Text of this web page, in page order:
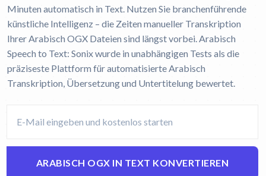
Minuten automatisch in Text. Nutzen Sie branchenführende
künstliche Intelligenz – die Zeiten manueller Transkription
Ihrer Arabisch OGX Dateien sind längst vorbei.Arabisch
Speech to Text: Sonix wurde in unabhängigen Tests als die
präziseste Plattform für automatisierte Arabisch
Transkription, Übersetzung und Untertitelung bewertet.
ARABISCH OGX IN TEXT KONVERTIEREN